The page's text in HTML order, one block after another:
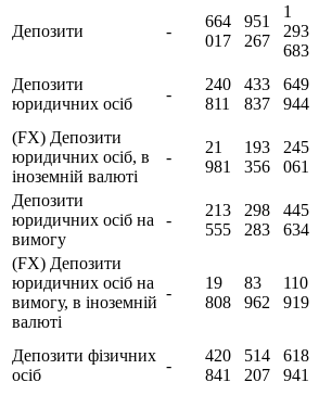
Депозити -
664
017
951
267
1
293
683
Депозити
юридичних осіб
-
240
811
433
837
649
944
(FX) Депозити
юридичних осіб, в
іноземній валюті
-
21
981
193
356
245
061
Депозити
юридичних осіб на
вимогу
-
213
555
298
283
445
634
(FX) Депозити
юридичних осіб на
вимогу, в іноземній
валюті
-
19
808
83
962
110
919
Депозити фізичних
осіб
-
420
841
514
207
618
941